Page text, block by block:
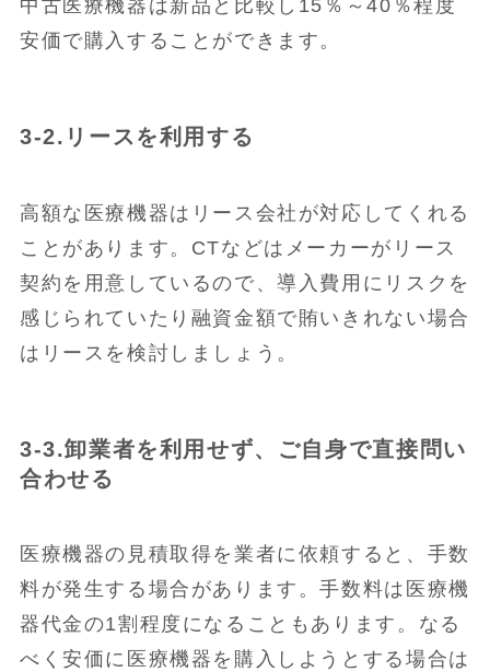
中古医療機器は新品と比較し15％～40％程度
安価で購入することができます。
3-2.リースを利用する
高額な医療機器はリース会社が対応してくれる
ことがあります。CTなどはメーカーがリース
契約を用意しているので、導入費用にリスクを
感じられていたり融資金額で賄いきれない場合
はリースを検討しましょう。
3-3.卸業者を利用せず、ご自身で直接問い
合わせる
医療機器の見積取得を業者に依頼すると、手数
料が発生する場合があります。手数料は医療機
器代金の1割程度になることもあります。なる
べく安価に医療機器を購入しようとする場合は